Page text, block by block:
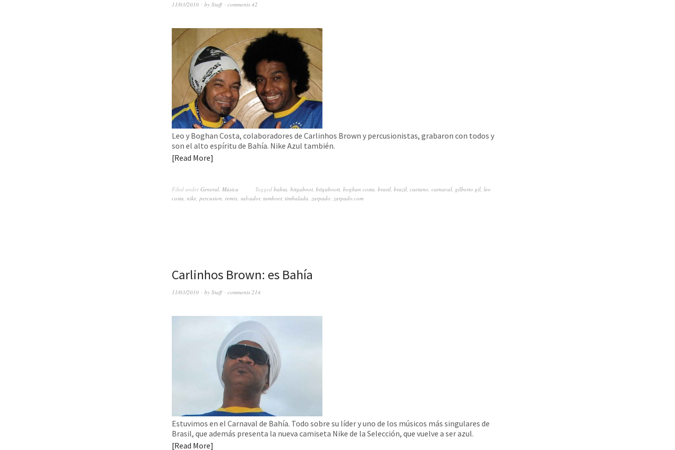
11/03/2010 by Staff comments 42
Leo y Boghan Costa, colaboradores de Carlinhos Brown y percusionistas, grabaron con todos y
son el alto espíritu de Bahía. Nike Azul también.
Read More
Filed underGeneral, Música Tagged bahia, bitgaboot, bitgaboott, boghan costa, brasil, brazil, caetano, carnaval, gilberto gil, leo
costa, nike, percusion, remix, salvador, tamboer, timbalada, zarpado, zarpado.com
Carlinhos Brown: es Bahía
11/03/2010 by Staff comments 214
Estuvimos en el Carnaval de Bahía. Todo sobre su líder y uno de los músicos más singulares de
Brasil, que además presenta la nueva camiseta Nike de la Selección, que vuelve a ser azul.
Read More